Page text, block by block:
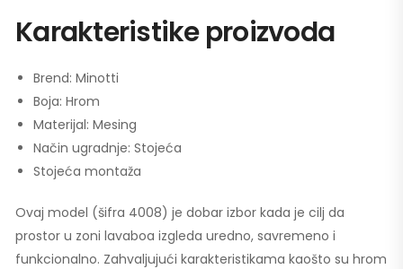
Karakteristike proizvoda
Brend: Minotti
Boja: Hrom
Materijal: Mesing
Način ugradnje: Stojeća
Stojeća montaža
Ovaj model (šifra 4008) je dobar izbor kada je cilj da
prostor u zoni lavaboa izgleda uredno, savremeno i
funkcionalno. Zahvaljujući karakteristikama kaošto su hrom